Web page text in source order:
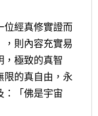
位經真修實證而
，則內容充實易
，極致的真智
限的真自由，永
：「佛是宇宙